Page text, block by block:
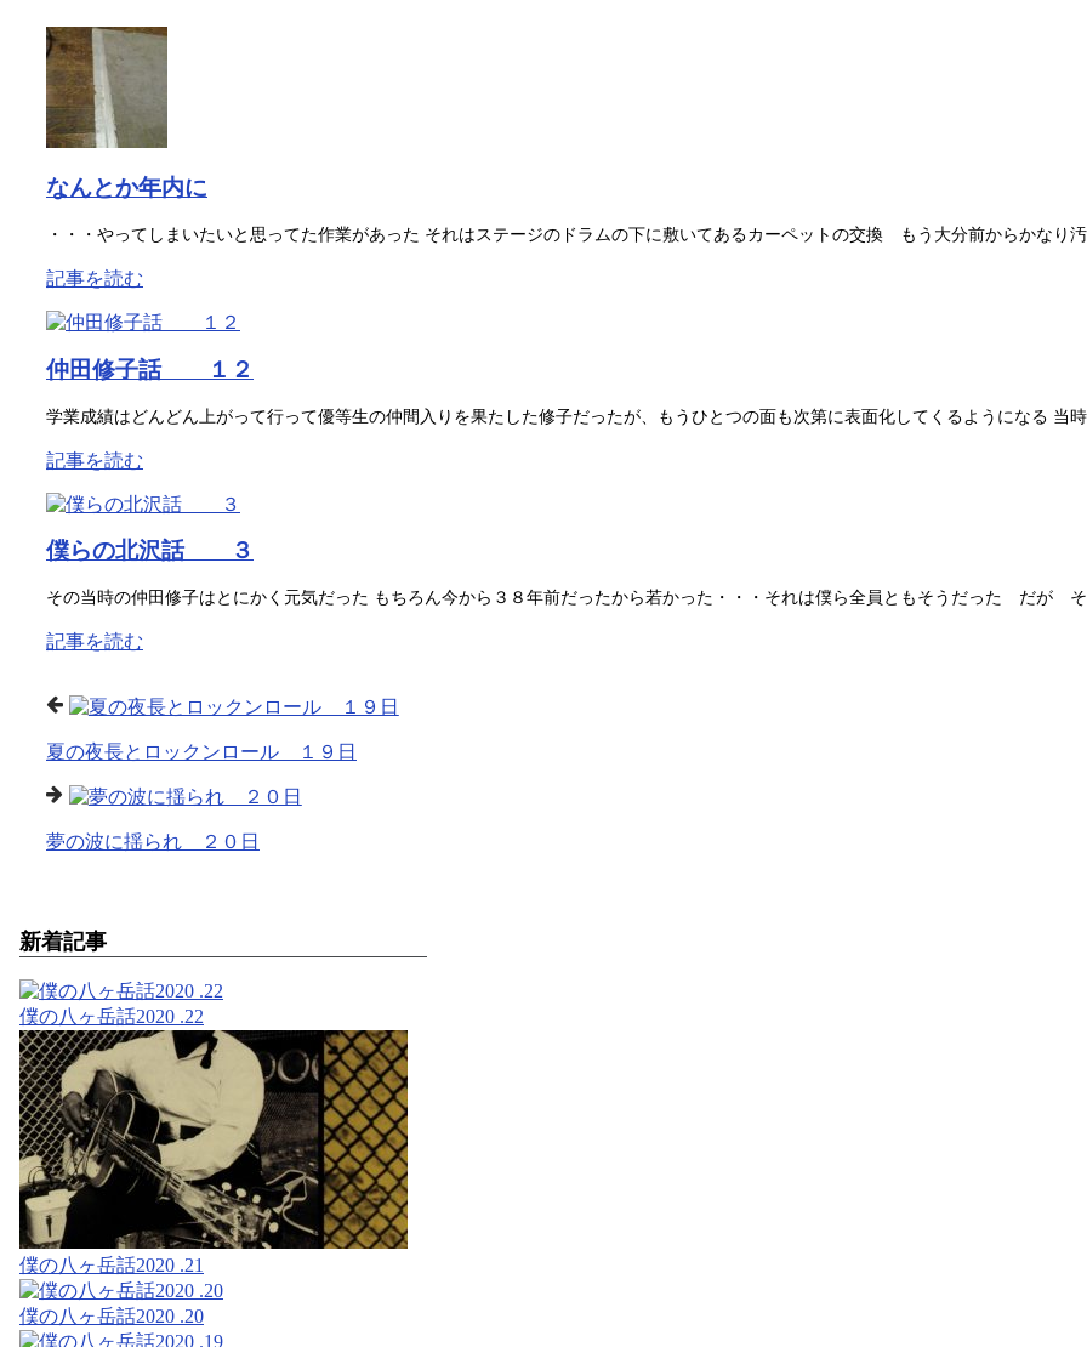
なんとか年内に
・・・やってしまいたいと思ってた作業があった それはステージのドラムの下に敷いてあるカーペットの交換 もう大分前からかなり
記事を読む
仲田修子話 １２
学業成績はどんどん上がって行って優等生の仲間入りを果たした修子だったが、もうひとつの面も次第に表面化してくるようになる 当時
記事を読む
僕らの北沢話 ３
その当時の仲田修子はとにかく元気だった もちろん今から３８年前だったから若かった・・・それは僕ら全員ともそうだった だが
記事を読む
夏の夜長とロックンロール １９日
夢の波に揺られ ２０日
新着記事
僕の八ヶ岳話2020 .22
僕の八ヶ岳話2020 .21
僕の八ヶ岳話2020 .20